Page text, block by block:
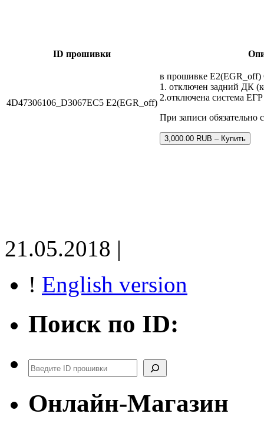
ID прошивки
4D47306106_D3067EC5 E2(EGR_off)
в прошивке E2(EGR_off)
1. отключен задний ДК
2.отключена система
При записи обязательно
3,000.00 RUB – Купить
21.05.2018 |
! English version
Поиск по ID:
Поиск
Онлайн-Магазин